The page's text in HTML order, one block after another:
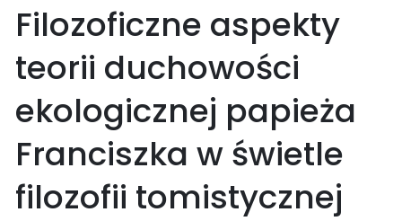
Filozoficzne aspekty
teorii duchowości
ekologicznej papieża
Franciszka w świetle
filozofii tomistycznej